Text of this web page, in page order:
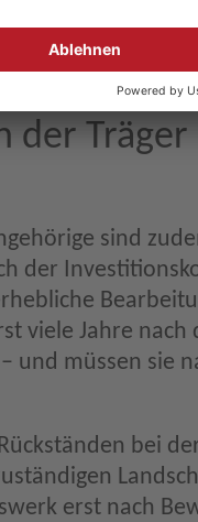
der
sind
der
viele Jahre
und müssen sie
bei
erst nach